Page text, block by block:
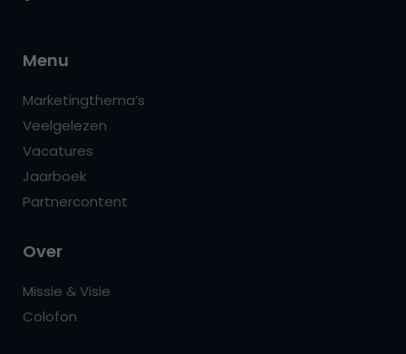
Menu
Marketingthema’s
Veelgelezen
Vacatures
Jaarboek
Partnercontent
Over
Missie & Visie
Colofon